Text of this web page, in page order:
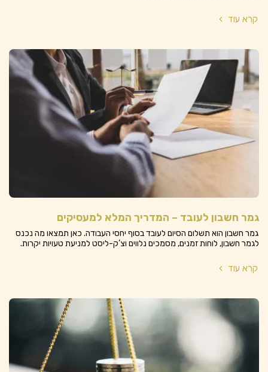
קרא עוד
גמר חשבון לעובד – המדריך המלא למעסיקים
גמר חשבון הוא תשלום הסיום לעובד בסוף יחסי העבודה. כאן תמצאו מה נכנס
לגמר חשבון, לוחות זמנים, מסמכים נלווים וצ’ק-ליסט למניעת טעויות יקרות.
קרא עוד